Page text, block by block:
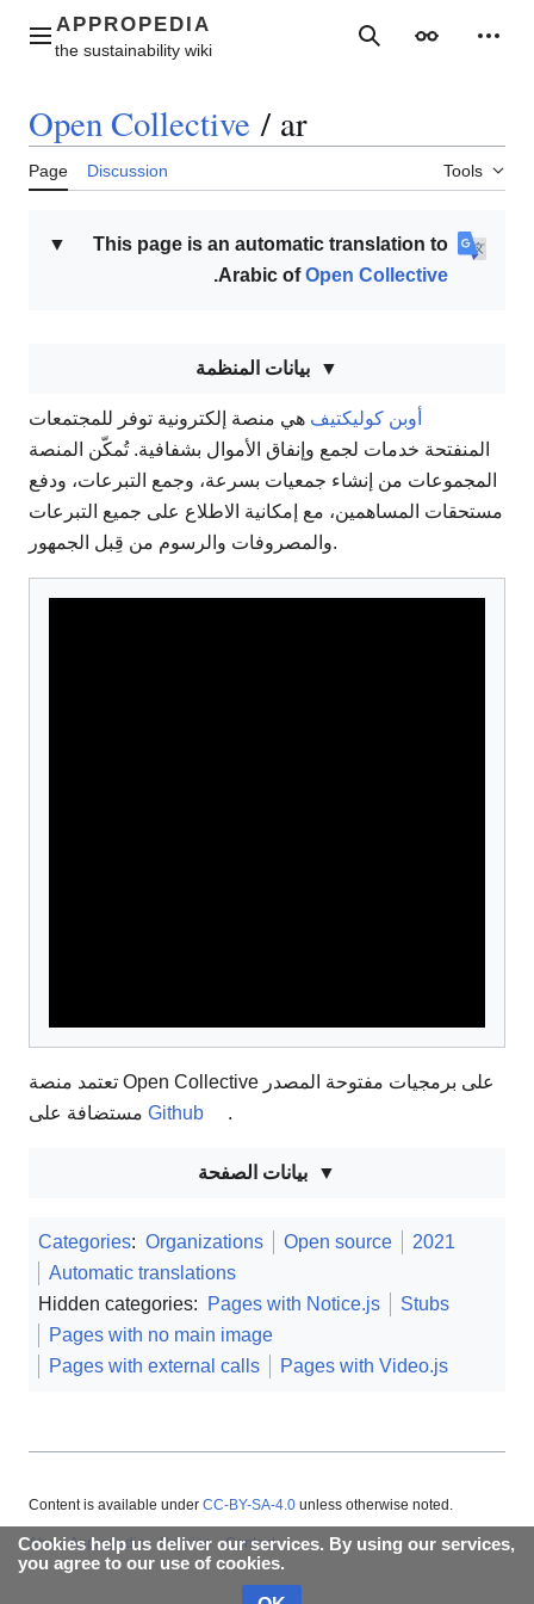
contentMain menu SearchAppearance
Open Collective / ar
Page Discussion Tools
▼
This page is an automatic translation to
Arabic ofOpen Collective
.
بيانات المنظمة
أوبن كوليكتيف هي منصة إلكترونية توفر للمجتمعات
المنفتحة خدمات لجمع وإنفاق الأموال بشفافية. تُمكّن المنصة
المجموعات من إنشاء جمعيات بسرعة، وجمع التبرعات، ودفع
مستحقات المساهمين، مع إمكانية الاطلاع على جميع التبرعات
والمصروفات والرسوم من قِبل الجمهور.
تعتمد منصة Open Collective على برمجيات مفتوحة المصدر
Github .
بيانات الصفحة
Categories: Organizations Open source
2021
Automatic translations
Hidden categories:
Pages with Notice.js
Stubs
Pages with no main image
Pages with external calls
Pages with Video.js
Cookies help us deliver our services. By using our services,
you agree to our use of cookies.
Content is available under CC-BY-SA-4.0 unless otherwise noted.
About Appropedia Policies Contact